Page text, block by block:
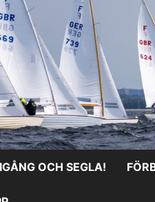
OCH SEGLA!